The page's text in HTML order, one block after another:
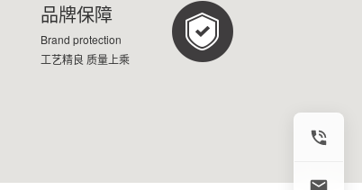
品牌保障
Brand protection
工艺精良 质量上乘